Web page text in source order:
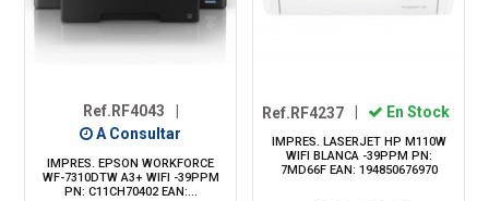
Ref.RF4043
A Consultar
IMPRES. EPSON WORKFORCE
WF-7310DTW A3+ WIFI -39PPM
PN: C11CH70402 EAN:...
Ref.RF4237 En Stock
IMPRES. LASERJET HP M110W
WIFI BLANCA -39PPM PN:
7MD66F EAN: 194850676970